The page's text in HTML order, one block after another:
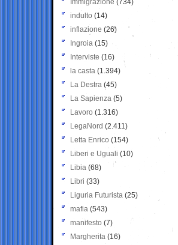
Immigrazione (734)
indulto (14)
inflazione (26)
Ingroia (15)
Interviste (16)
la casta (1.394)
La Destra (45)
La Sapienza (5)
Lavoro (1.316)
LegaNord (2.411)
Letta Enrico (154)
Liberi e Uguali (10)
Libia (68)
Libri (33)
Liguria Futurista (25)
mafia (543)
manifesto (7)
Margherita (16)